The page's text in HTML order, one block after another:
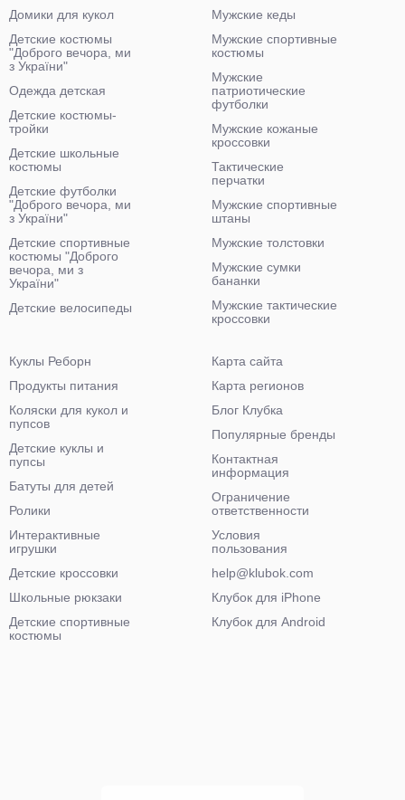
Домики для кукол
Детские костюмы
"Доброго вечора, ми
з України"
Одежда детская
Детские костюмы-
тройки
Детские школьные
костюмы
Детские футболки
"Доброго вечора, ми
з України"
Детские спортивные
костюмы "Доброго
вечора, ми з
України"
Детские велосипеды
Мужские кеды
Мужские спортивные
костюмы
Мужские
патриотические
футболки
Мужские кожаные
кроссовки
Тактические
перчатки
Мужские спортивные
штаны
Мужские толстовки
Мужские сумки
бананки
Мужские тактические
кроссовки
Куклы Реборн
Продукты питания
Коляски для кукол и
пупсов
Детские куклы и
пупсы
Батуты для детей
Ролики
Интерактивные
игрушки
Детские кроссовки
Школьные рюкзаки
Детские спортивные
костюмы
Карта сайта
Карта регионов
Блог Клубка
Популярные бренды
Контактная
информация
Ограничение
ответственности
Условия
пользования
help@klubok.com
Клубок для iPhone
Клубок для Android